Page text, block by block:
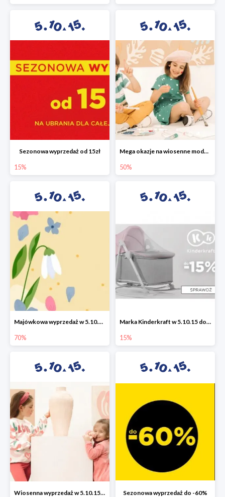
Sezonowa wyprzedaż od 15zł
15%
Mega okazje na wiosenne modele w 5.10.15 do -50%
50%
Majówkowa wyprzedaż w 5.10.15 do -70%
70%
Marka Kinderkraft w 5.10.15 do -15%
15%
Wiosenna wyprzedaż w 5.10.15 do -70% Sezonowa wyprzedaż do -60%